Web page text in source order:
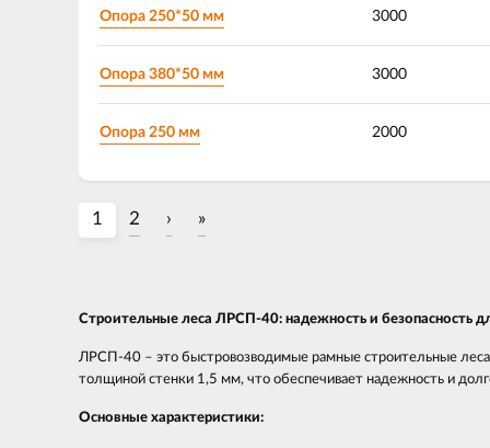
Опора 250*50 мм 3000
Опора 380*50 мм 3000
Опора 250 мм 2000
1 2 › »
Строительные леса ЛРСП-40: надежность и безопасность
ЛРСП-40 – это быстровозводимые рамные строительные
толщиной стенки 1,5 мм, что обеспечивает надежность и
Основные характеристики: